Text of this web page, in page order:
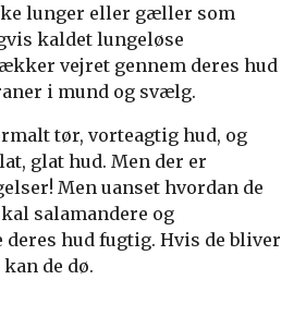
lunger eller gæller som
kaldet lungeløse
vejret gennem deres hud
i mund og svælg.
tør, vorteagtig hud, og
glat hud. Men der er
Men uanset hvordan de
salamandere og
deres hud fugtig. Hvis de bliver
de dø.